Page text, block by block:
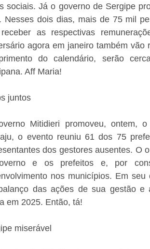
sociais. Já o governo de Sergipe
Nesses dois dias, mais de 75 mil
as respectivas
agora em janeiro também
do calendário, serão
Aff Maria!
juntos
Mitidieri promoveu, ontem,
o evento reuniu 61 dos 75
dos gestores ausentes. O
e os prefeitos e, por
nos municípios. Em
das ações de sua gestão e
em 2025. Então, tá!
miserável